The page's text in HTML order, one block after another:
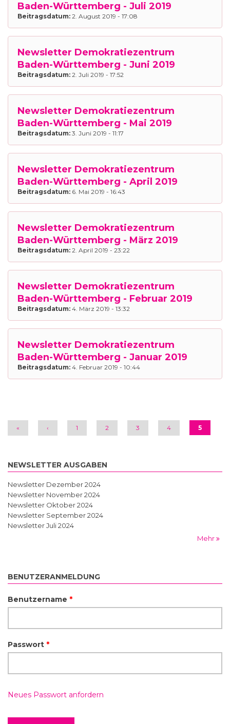
Baden-Württemberg - Juli 2019
Beitragsdatum: 2. August 2019 - 17:08
Newsletter Demokratiezentrum
Baden-Württemberg - Juni 2019
Beitragsdatum: 2. Juli 2019 - 17:52
Newsletter Demokratiezentrum
Baden-Württemberg - Mai 2019
Beitragsdatum: 3. Juni 2019 - 11:17
Newsletter Demokratiezentrum
Baden-Württemberg - April 2019
Beitragsdatum: 6. Mai 2019 - 16:43
Newsletter Demokratiezentrum
Baden-Württemberg - März 2019
Beitragsdatum: 2. April 2019 - 23:22
Newsletter Demokratiezentrum
Baden-Württemberg - Februar 2019
Beitragsdatum: 4. März 2019 - 13:32
Newsletter Demokratiezentrum
Baden-Württemberg - Januar 2019
Beitragsdatum: 4. Februar 2019 - 10:44
« ‹ 1 2 3 4 5
NEWSLETTER AUSGABEN
Newsletter Dezember 2024
Newsletter November 2024
Newsletter Oktober 2024
Newsletter September 2024
Newsletter Juli 2024
Mehr
BENUTZERANMELDUNG
Benutzername *
Passwort *
Neues Passwort anfordern